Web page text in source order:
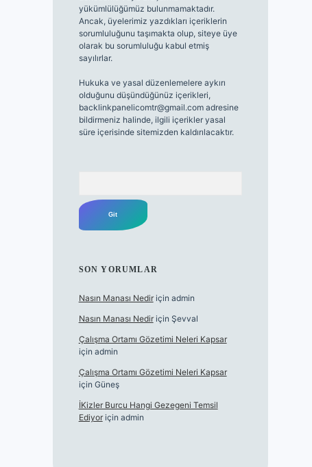
yükümlülüğümüz bulunmamaktadır.
Ancak, üyelerimiz yazdıkları içeriklerin
sorumluluğunu taşımakta olup, siteye üye
olarak bu sorumluluğu kabul etmiş
sayılırlar.
Hukuka ve yasal düzenlemelere aykırı
olduğunu düşündüğünüz içerikleri,
backlinkpanelicomtr@gmail.comadresine
bildirmeniz halinde, ilgili içerikler yasal
süre içerisinde sitemizden kaldırılacaktır.
SON YORUMLAR
Nasın Manası Nediriçin admin
Nasın Manası Nediriçin Şevval
Çalışma Ortamı Gözetimi Neleri Kapsar
için admin
Çalışma Ortamı Gözetimi Neleri Kapsar
için Güneş
İKizler Burcu Hangi Gezegeni Temsil
Ediyoriçin admin